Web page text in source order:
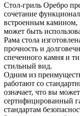
Стол-гриль Оребро
сочетание
встроенным камином,
может быть
Рама стола
прочность и
спеченного камня и
стильный вид.
Одним из
работают со
означает, что вы
сертифицированный
стандартам